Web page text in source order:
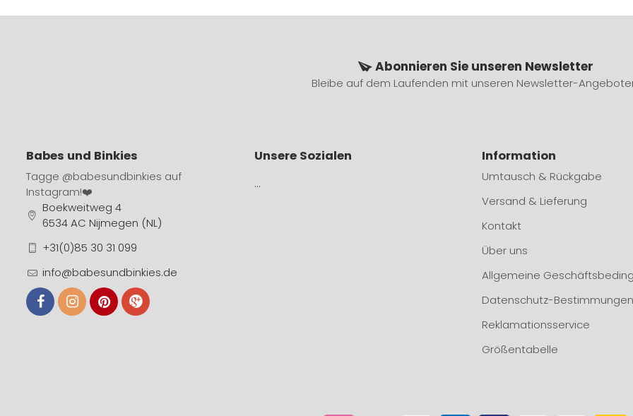
Abonnieren Sie unseren Newsletter
Bleibe auf dem Laufenden mit unseren Newsletter-
Babes und Binkies
Tagge @babesundbinkies auf
Instagram!❤️
Boekweitweg 4
6534 AC Nijmegen (NL)
+31(0)85 30 31 099
info@babesundbinkies.de
Unsere Sozialen
…
Information
Umtausch & Rückgabe
Versand & Lieferung
Kontakt
Über uns
Allgemeine
Datenschutz-Bestimmungen
Reklamationsservice
Größentabelle